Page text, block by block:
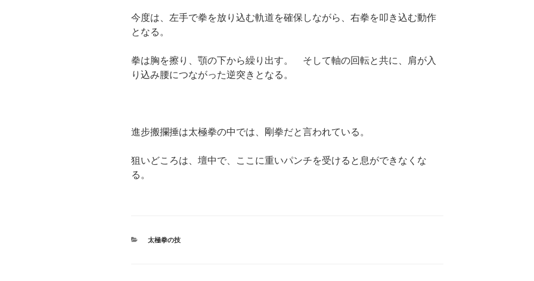
今度は、左手で拳を放り込む軌道を確保しながら、右拳を叩き込む動作
となる。
拳は胸を擦り、顎の下から繰り出す。 そして軸の回転と共に、肩が入
り込み腰につながった逆突きとなる。
進步搬攔捶は太極拳の中では、剛拳だと言われている。
狙いどころは、壇中で、ここに重いパンチを受けると息ができなくな
る。
カ
太極拳の技